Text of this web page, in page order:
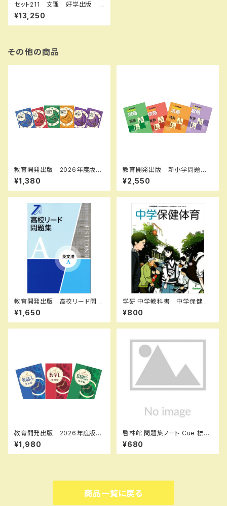
セット211 文理 好学出版
エデュケーショナルネットワー
ク 都麦出版
¥13,250
その他の商品
教育開発出版 2026年度版
新中学問題集 地理・歴史 標
準編 各学年（選択ください）
新品完全セット
¥1,380
教育開発出版 新小学問題
集 中学入試の攻略 2026年
度版 各科目（選択ください）
問題集本体と別冊解答つき 新
¥2,550
教育開発出版 高校リード問題
集 英文法 A ，英文法 B 202
6年度版 各科目（選択くださ
い） 新品完全セット ISBN
¥1,650
学研 中学教科書 中学保健体
育 ［教番：保体704］ 新品
ISBN：9784904811764 IS
BN-10：4904811763 SKU：
¥800
教育開発出版 2026年度版
新中学問題集 数学 中1～3
発展編 各学年（選択くださ
い） 新品完全セット
¥1,980
啓林館 問題集ノート Cue 標
準〜応用編 数学Ⅰ 集合と命
題・図形と計量 新品 問題集
本体のみ 別冊解答なし ISB
0096905
¥680
商品一覧に戻る